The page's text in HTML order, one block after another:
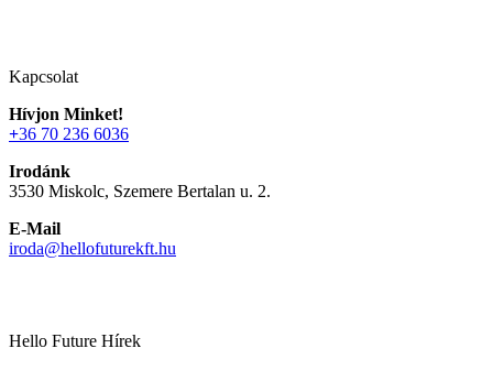
Kapcsolat
Hívjon Minket!
+36 70 236 6036
Irodánk
3530 Miskolc, Szemere Bertalan u. 2.
E-Mail
iroda@hellofuturekft.hu
Hello Future Hírek